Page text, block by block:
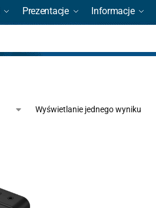
Prezentacje Informacje
Szukaj
Wyświetlanie jednego wyniku